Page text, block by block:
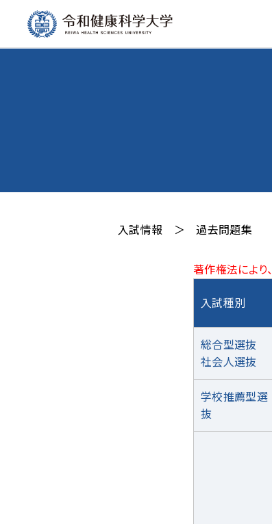
入試情報 ＞過去問題集
著作権法により
入試種別
総合型選抜
社会人選抜
学校推薦型選
抜